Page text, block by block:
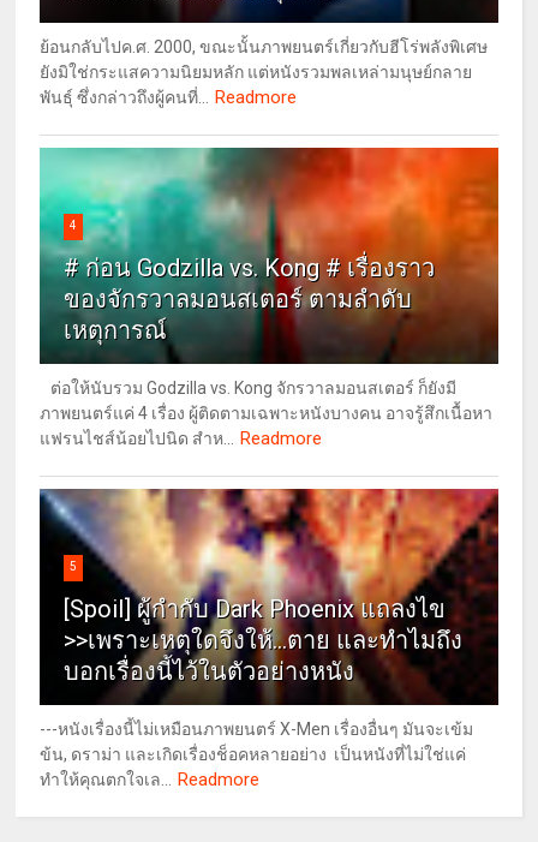
ย้อนกลับไปค.ศ. 2000, ขณะนั้นภาพยนตร์เกี่ยวกับฮีโร่พลังพิเศษ
ยังมิใช่กระแสความนิยมหลัก แต่หนังรวมพลเหล่ามนุษย์กลาย
พันธุ์ ซึ่งกล่าวถึงผู้คนที่...
Readmore
4
# ก่อน Godzilla vs. Kong # เรื่องราว
ของจักรวาลมอนสเตอร์ ตามลำดับ
เหตุการณ์
ต่อให้นับรวม Godzilla vs. Kong จักรวาลมอนสเตอร์ ก็ยังมี
ภาพยนตร์แค่ 4 เรื่อง ผู้ติดตามเฉพาะหนังบางคน อาจรู้สึกเนื้อหา
แฟรนไชส์น้อยไปนิด สำห...
Readmore
5
[Spoil] ผู้กำกับ Dark Phoenix แถลงไข
>>เพราะเหตุใดจึงให้...ตาย และทำไมถึง
บอกเรื่องนี้ไว้ในตัวอย่างหนัง
---หนังเรื่องนี้ไม่เหมือนภาพยนตร์ X-Men เรื่องอื่นๆ มันจะเข้ม
ข้น, ดราม่า และเกิดเรื่องช็อคหลายอย่าง เป็นหนังที่ไม่ใช่แค่
ทำให้คุณตกใจเล...
Readmore